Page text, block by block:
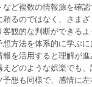
など複数の情報源を確
るのではなく、さま
観的な判断ができるよ
想方法を体系的に学ぶ
を活用すると理解が進
どのような娯楽でも、
予想も同様で、感情に